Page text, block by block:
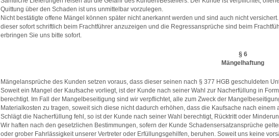
Quittung über den Schaden ist uns unmittelbar vorzulegen.
Nicht bestätigte offene Mängel können später nicht anerkannt werden und sind auch nicht
dieser sofort schriftlich beim Frachtführer anzuzeigen und die Regressansprüche sind beim
erbringen Sie uns bitte sofort.
§ 6
Mängelhaftung
Mängelansprüche des Kunden setzen voraus, dass dieser seinen nach § 377 HGB geschuldeten
Soweit ein Mangel der Kaufsache vorliegt, ist der Kunde nach seiner Wahl zur Nacherfüllung in
berechtigt. Im Fall der Mangelbeseitigung sind wir verpflichtet, alle zum Zweck der
Materialkosten zu tragen, soweit sich diese nicht dadurch erhöhen, dass die Kaufsache nach
Schlägt die Nacherfüllung fehl, so ist der Kunde nach seiner Wahl berechtigt, Rücktritt oder
Wir haften nach den gesetzlichen Bestimmungen, sofern der Kunde Schadensersatzansprüche
oder grober Fahrlässigkeit unserer Vertreter oder Erfüllungsgehilfen, beruhen. Soweit uns keine